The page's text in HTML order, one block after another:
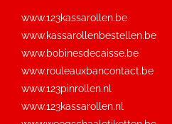
www.123kassarollen.be
www.kassarollenbestellen.be
www.bobinesdecaisse.be
www.rouleauxbancontact.be
www.123pinrollen.nl
www.123kassarollen.nl